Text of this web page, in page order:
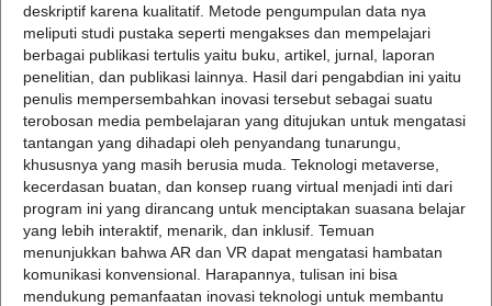
deskriptif karena kualitatif. Metode pengumpulan data nya
meliputi studi pustaka seperti mengakses dan mempelajari
berbagai publikasi tertulis yaitu buku, artikel, jurnal, laporan
penelitian, dan publikasi lainnya. Hasil dari pengabdian ini yaitu
penulis mempersembahkan inovasi tersebut sebagai suatu
terobosan media pembelajaran yang ditujukan untuk mengatasi
tantangan yang dihadapi oleh penyandang tunarungu,
khususnya yang masih berusia muda. Teknologi metaverse,
kecerdasan buatan, dan konsep ruang virtual menjadi inti dari
program ini yang dirancang untuk menciptakan suasana belajar
yang lebih interaktif, menarik, dan inklusif. Temuan
menunjukkan bahwa AR dan VR dapat mengatasi hambatan
komunikasi konvensional. Harapannya, tulisan ini bisa
mendukung pemanfaatan inovasi teknologi untuk membantu